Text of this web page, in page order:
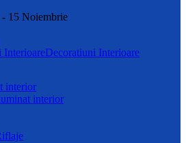
15 Noiembrie
Decoratiuni Interioare
interior
interior